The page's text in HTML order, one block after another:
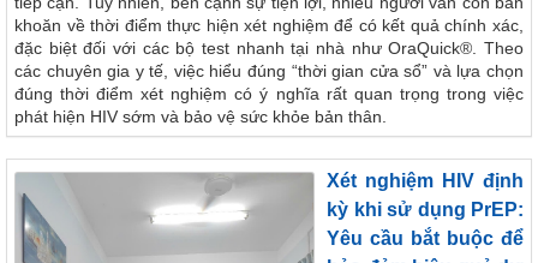
khoăn về thời điểm thực hiện xét nghiệm để có kết quả chính xác,
đặc biệt đối với các bộ test nhanh tại nhà như OraQuick®. Theo
các chuyên gia y tế, việc hiểu đúng “thời gian cửa sổ” và lựa chọn
đúng thời điểm xét nghiệm có ý nghĩa rất quan trọng trong việc
phát hiện HIV sớm và bảo vệ sức khỏe bản thân.
Xét nghiệm HIV định
kỳ khi sử dụng PrEP:
Yêu cầu bắt buộc để